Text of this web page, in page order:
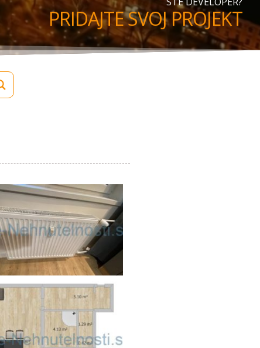
PRIDAJTE SVOJ PROJEKT